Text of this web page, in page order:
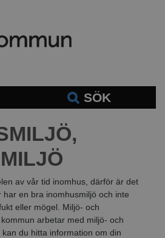
SÖK
av vår tid inomhus, därför är det
en bra inomhusmiljö och inte
eller mögel. Miljö- och
arbetar med miljö- och
du hitta information om din